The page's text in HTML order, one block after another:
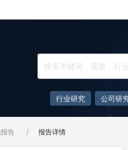
行业研究 公司研
告 / 报告详情